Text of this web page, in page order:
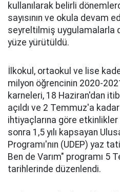
kullanılarak belirli
sayısının ve okula devam
seyreltilmiş uygulamalarla
yüze yürütüldü.
İlkokul, ortaokul ve lise
milyon öğrencinin 2020-
karneleri, 18 Haziran'dan
açıldı ve 2 Temmuz'a
ihtiyaçlarına göre
sonra 1,5 yılı kapsayan
Programı'nın (UDEP) yaz
Ben de Varım" programı 5
tarihlerinde düzenlendi.